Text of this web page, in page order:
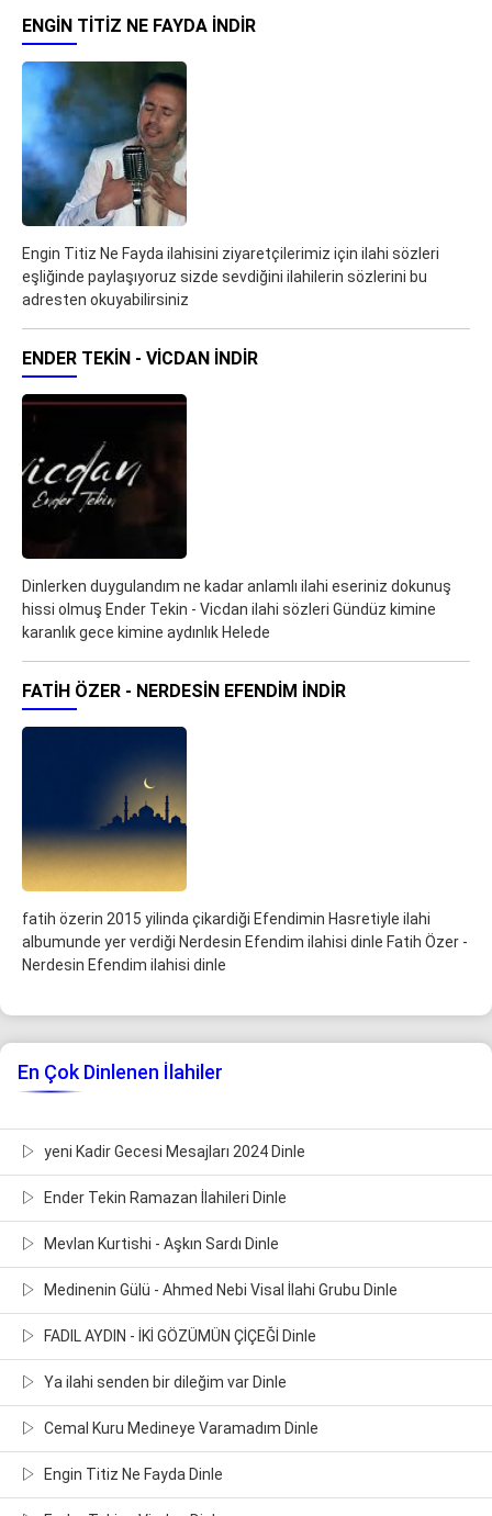
ENGIN TITIZ NE FAYDA İNDIR
Engin Titiz Ne Fayda ilahisini ziyaretçilerimiz için ilahi sözleri
eşliğinde paylaşıyoruz sizde sevdiğini ilahilerin sözlerini bu
adresten okuyabilirsiniz
ENDER TEKIN - VICDAN İNDIR
Dinlerken duygulandım ne kadar anlamlı ilahi eseriniz dokunuş
hissi olmuş Ender Tekin - Vicdan ilahi sözleri Gündüz kimine
karanlık gece kimine aydınlık Helede
FATIH ÖZER - NERDESIN EFENDIM İNDIR
fatih özerin 2015 yilinda çikardiği Efendimin Hasretiyle ilahi
albumunde yer verdiği Nerdesin Efendim ilahisi dinle Fatih Özer -
Nerdesin Efendim ilahisi dinle
En Çok Dinlenen İlahiler
yeni Kadir Gecesi Mesajları 2024 Dinle
Ender Tekin Ramazan İlahileri Dinle
Mevlan Kurtishi - Aşkın Sardı Dinle
Medinenin Gülü - Ahmed Nebi Visal İlahi Grubu Dinle
FADIL AYDIN - İKİ GÖZÜMÜN ÇİÇEĞİ Dinle
Ya ilahi senden bir dileğim var Dinle
Cemal Kuru Medineye Varamadım Dinle
Engin Titiz Ne Fayda Dinle